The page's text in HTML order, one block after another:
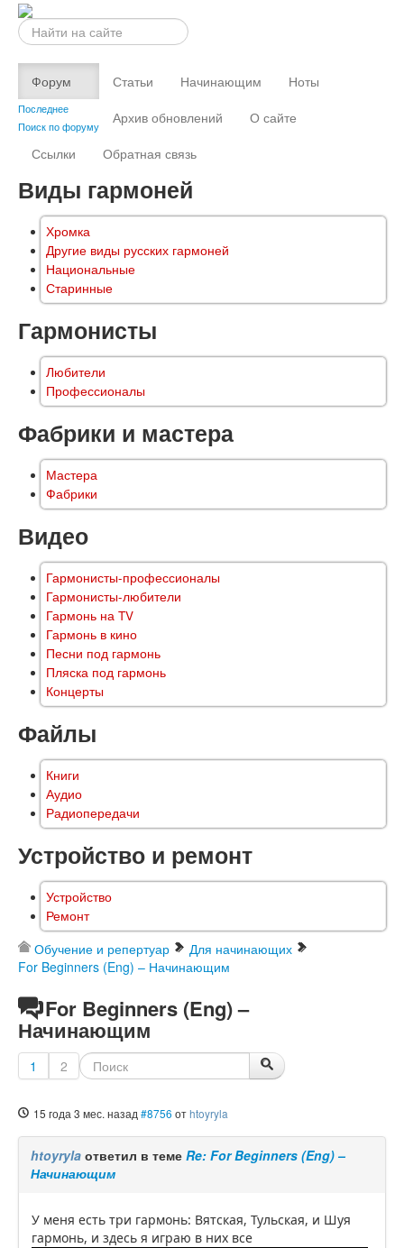
Искать...
Форум
Последнее
Поиск по форуму
Статьи Начинающим
Ноты
Архив обновлений
О сайте
Ссылки
Обратная связь
Виды гармоней
Хромка
Другие виды русских гармоней
Национальные
Старинные
Гармонисты
Любители
Профессионалы
Фабрики и мастера
Мастера
Фабрики
Видео
Гармонисты-профессионалы
Гармонисты-любители
Гармонь на TV
Гармонь в кино
Песни под гармонь
Пляска под гармонь
Концерты
Файлы
Книги
Аудио
Радиопередачи
Устройство и ремонт
Устройство
Ремонт
Обучение и репертуар
Для начинающих
For Beginners (Eng) – Начинающим
For Beginners (Eng) –
Начинающим
1 2
15 года 3 мес. назад #8756 отhtoyryla
htoyryla ответил в теме Re: For Beginners (Eng) –
Начинающим
У меня есть три гармонь: Вятская, Тульская, и Шуя
гармонь, и здесь я играю в них все